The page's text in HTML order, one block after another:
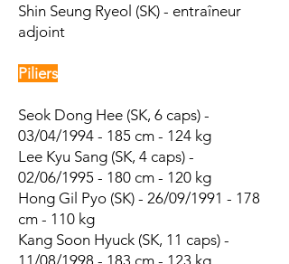
Shin Seung Ryeol (SK) - entraîneur
adjoint
Piliers
Seok Dong Hee (SK, 6 caps) -
03/04/1994 - 185 cm - 124 kg
Lee Kyu Sang (SK, 4 caps) -
02/06/1995 - 180 cm - 120 kg
Hong Gil Pyo (SK) - 26/09/1991 - 178
cm - 110 kg
Kang Soon Hyuck (SK, 11 caps) -
11/08/1998 - 183 cm - 123 kg